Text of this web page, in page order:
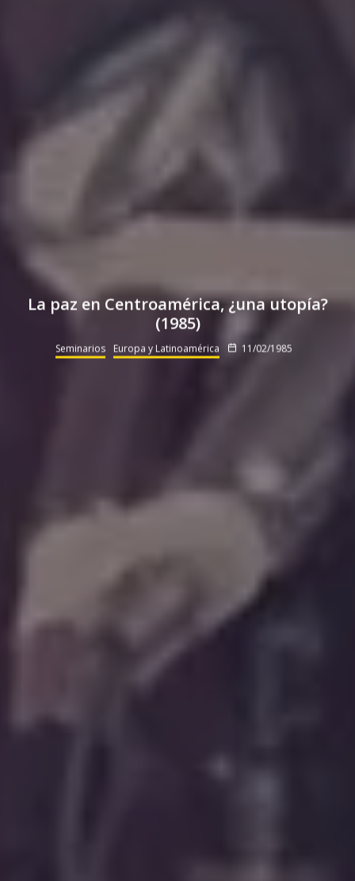
La paz en Centroamérica, ¿una utopía?
(1985)
Seminarios Europa y Latinoamérica 11/02/1985